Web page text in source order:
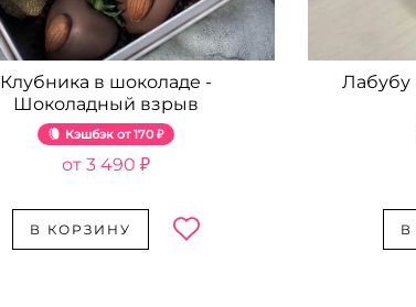
Клубника в шоколаде -
Шоколадный взрыв
Кэшбэк 170 ₽
3 490 ₽
В КОРЗИНУ
Лабубу
В